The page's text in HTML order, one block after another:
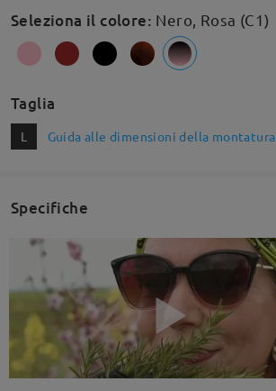
Seleziona il colore: Nero, Rosa (C1)
Taglia
L Guida alle dimensioni della montatura
Specifiche